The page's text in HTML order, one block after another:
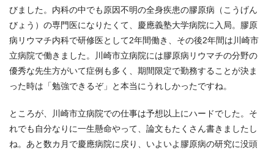
びました。内科の中でも原因不明の全身疾患の膠原病（こうげん
びょう）の専門医になりたくて、慶應義塾大学病院に入局。膠原
病リウマチ内科で研修医として2年間働き、その後2年間は川崎市
立病院で働きました。川崎市立病院には膠原病リウマチの分野の
優秀な先生方がいて症例も多く、期間限定で勤務することが決ま
った時は「勉強できるぞ」と本当にうれしかったですね。
ところが、川崎市立病院での仕事は予想以上にハードでした。そ
れでも自分なりに一生懸命やって、論文もたくさん書きましたし
ね。あと数カ月で慶應病院に戻り、いよいよ膠原病の研究に没頭